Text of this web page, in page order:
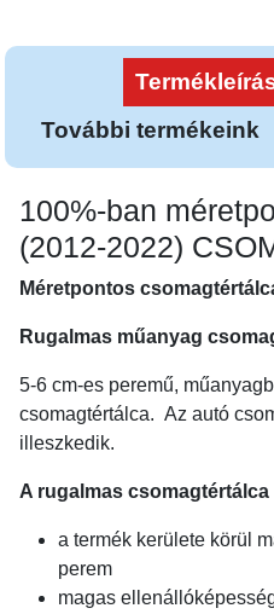
További termékeink
100%-ban
(2012-2022)
Méretpontos
Rugalmas műanyag
5-6 cm-es peremű,
csomagtértálca. Az autó
illeszkedik.
A rugalmas csomagtértálca
a termék kerülete körül
perem
magas